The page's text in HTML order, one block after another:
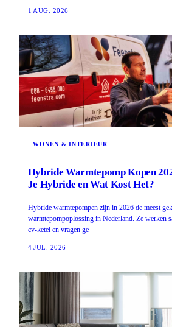
1 AUG. 2026
WONEN & INTERIEUR
Hybride Warmtepomp Kopen
Je Hybride en Wat Kost Het?
Hybride warmtepompen zijn in 2026 de meest
warmtepompoplossing in Nederland. Ze werken
cv-ketel en vragen ge
4 JUL. 2026